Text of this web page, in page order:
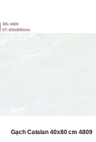
Gạch Catalan 40x80 cm 4809